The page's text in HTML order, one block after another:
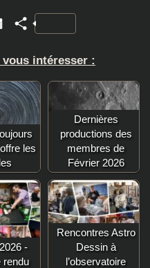
GmailPartager
intéresser :
les
Dernières
productions des
membres de
Février 2026
-
rendu
Rencontres Astro
Dessin à
l’observatoire